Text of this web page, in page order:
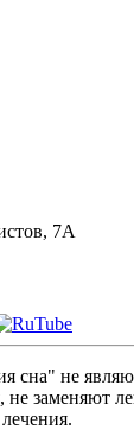
7А
сна" не
не заменяют